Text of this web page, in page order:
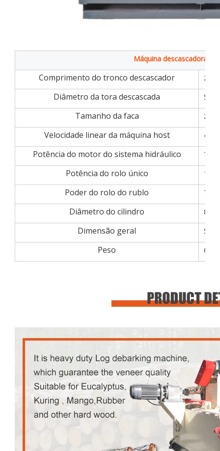
Máquina descascadora de
Comprimento do tronco descascador
Diâmetro da tora descascada
Tamanho da faca
Velocidade linear da máquina host
Potência do motor do sistema hidráulico 7,5
Potência do rolo único
Poder do rolo do rublo 7,5
Diâmetro do cilindro
Dimensão geral
Peso